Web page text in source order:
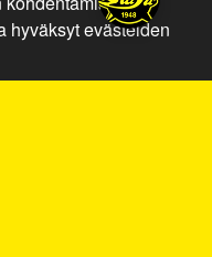
hyväksyt evästeiden